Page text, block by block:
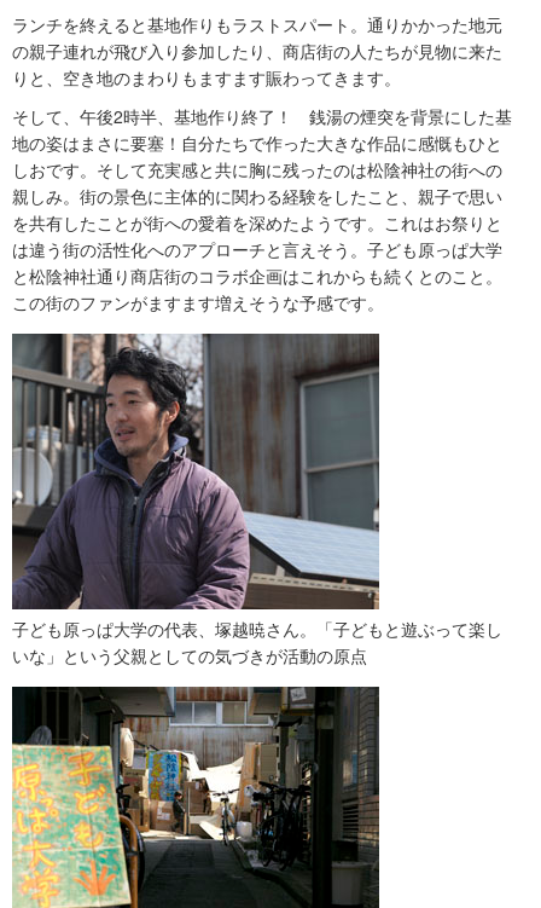
ランチを終えると基地作りもラストスパート。通りかかった地元
の親子連れが飛び入り参加したり、商店街の人たちが見物に来た
りと、空き地のまわりもますます賑わってきます。
そして、午後2時半、基地作り終了！ 銭湯の煙突を背景にした基
地の姿はまさに要塞！自分たちで作った大きな作品に感慨もひと
しおです。そして充実感と共に胸に残ったのは松陰神社の街への
親しみ。街の景色に主体的に関わる経験をしたこと、親子で思い
を共有したことが街への愛着を深めたようです。これはお祭りと
は違う街の活性化へのアプローチと言えそう。子ども原っぱ大学
と松陰神社通り商店街のコラボ企画はこれからも続くとのこと。
この街のファンがますます増えそうな予感です。
子ども原っぱ大学の代表、塚越暁さん。「子どもと遊ぶって楽し
いな」という父親としての気づきが活動の原点